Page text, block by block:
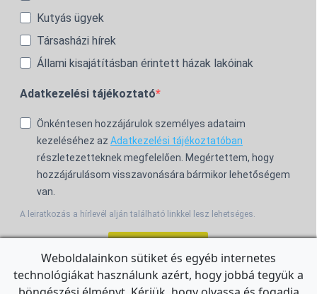
Kutyás ügyek
Társasházi hírek
Állami kisajátításban érintett házak lakóinak
Adatkezelési tájékoztató
Önkéntesen hozzájárulok személyes adataim
kezeléséhez az Adatkezelési tájékoztatóban
részletezetteknek megfelelően. Megértettem, hogy
hozzájárulásom visszavonására bármikor lehetőségem
van.
A leiratkozás a hírlevél alján található linkkel lesz lehetséges.
For the English Newsletter, clickHERE.
Weboldalainkon sütiket és egyéb internetes
technológiákat használunk azért, hogy jobbá tegyük a